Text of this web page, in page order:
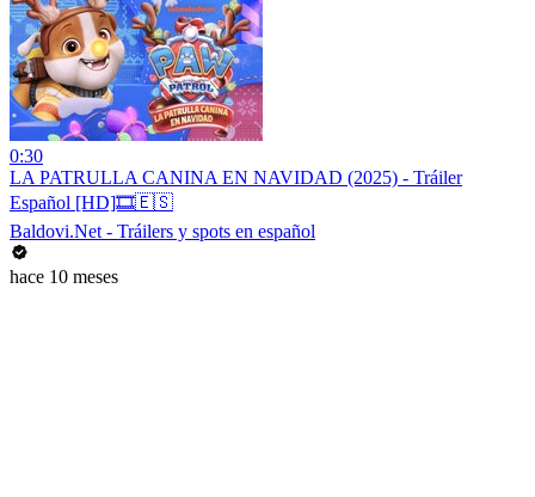
0:30
LA PATRULLA CANINA EN NAVIDAD (2025) - Tráiler
Español [HD]🎞️🇪🇸
Baldovi.Net - Tráilers y spots en español
hace 10 meses